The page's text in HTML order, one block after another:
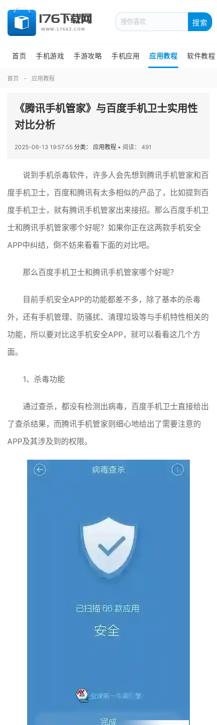
搜索
首页 手机游戏 手游攻略 手机应用 应用教程 软件教程
首页 应用教程
《腾讯手机管家》与百度手机卫士实用性
对比分析
2025-06-13 19:57:55 分类： 应用教程 • 阅读： 491
说到手机杀毒软件，许多人会先想到腾讯手机管家和百
度手机卫士，百度和腾讯有太多相似的产品了，比如提到百
度手机卫士，就有腾讯手机管家出来接招。那么百度手机卫
士和腾讯手机管家哪个好呢？如果你正在这两款手机安全
APP中纠结，倒不妨来看看下面的对比吧。
那么百度手机卫士和腾讯手机管家哪个好呢？
目前手机安全APP的功能都差不多，除了基本的杀毒
外，还有手机管理、防骚扰、清理垃圾等与手机特性相关的
功能，所以要对比这手机安全APP，就可以看看这几个方
面。
1、杀毒功能
通过查杀，都没有检测出病毒，百度手机卫士直接给出
了查杀结果，而腾讯手机管家则细心地给出了需要注意的
APP及其涉及到的权限。